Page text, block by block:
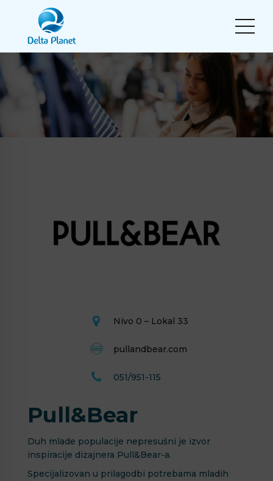
Nivo 0 – Lokal 33
pullandbear.com
051/951-115
Pull&Bear
Duh mlade populacije nepresušni je izvor
inspiracije dizajnera Pull&Bear-a.
Specijalizovan u prilagodbi potrebama mladih